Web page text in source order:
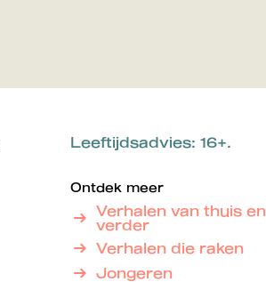
Leeftijdsadvies: 16+.
Ontdek meer
Verhalen van thuis en
verder
Verhalen die raken
Jongeren